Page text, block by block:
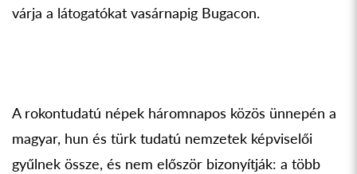
várja a látogatókat vasárnapig Bugacon.
A rokontudatú népek háromnapos közös ünnepén a
magyar, hun és türk tudatú nemzetek képviselői
gyűlnek össze, és nem először bizonyítják: a több